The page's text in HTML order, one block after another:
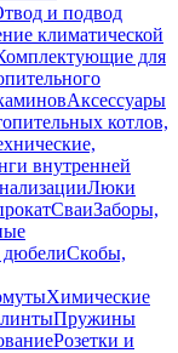
и подвод
климатической
для
Аксессуары
котлов,
внутренней
Люки
СваиЗаборы,
Скобы,
Химические
Пружины
Розетки и